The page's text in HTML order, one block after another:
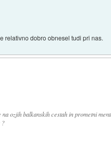
relativno dobro obnesel tudi pri nas.
ozjih balkanskih cestah in prometni